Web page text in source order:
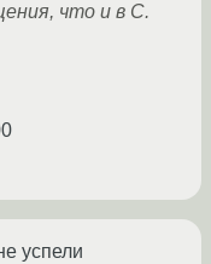
что и в C.
успели